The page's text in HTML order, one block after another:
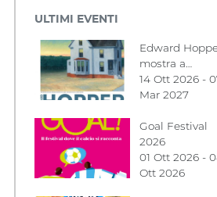
ULTIMI EVENTI
Edward
mostra a…
14 Ott 2026 -
Mar 2027
Goal Festival
2026
01 Ott 2026 -
Ott 2026